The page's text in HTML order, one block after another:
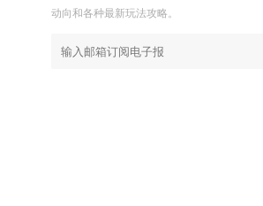
动向和各种最新玩法攻略。